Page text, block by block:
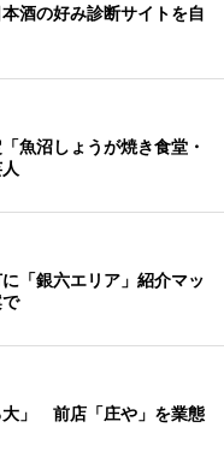
酒の好み診断サイトを自
魚沼しょうが焼き食堂・
「銀六エリア」紹介マッ
大」 前店「庄や」を業態